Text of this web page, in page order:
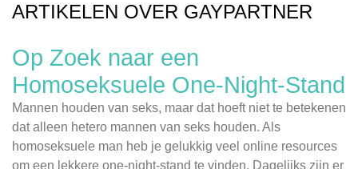
ARTIKELEN OVER GAYPARTNER
Op Zoek naar een
Homoseksuele One-Night-Stand
Mannen houden van seks, maar dat hoeft niet te betekenen
dat alleen hetero mannen van seks houden. Als
homoseksuele man heb je gelukkig veel online resources
om een lekkere one-night-stand te vinden. Dagelijks zijn er